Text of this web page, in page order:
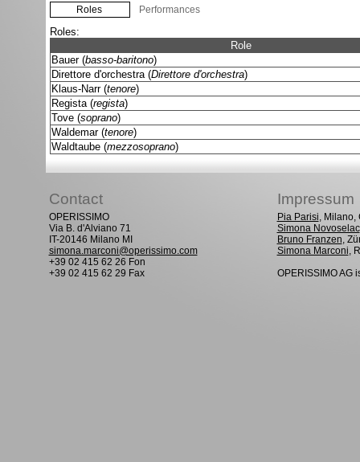
Roles Performances
Roles:
Role
Bauer (basso-baritono)
Direttore d'orchestra (Direttore d'orchestra)
Klaus-Narr (tenore)
Regista (regista)
Tove (soprano)
Waldemar (tenore)
Waldtaube (mezzosoprano)
Contact Impressum
OPERISSIMO
Via B. d'Alviano 71
IT-20146 Milano MI
simona.marconi@operissimo.com
+39 02 415 62 26 Fon
+39 02 415 62 29 Fax
Pia Parisi, Milano,
Simona Novoselac
Bruno Franzen,
Simona Marconi,
OPERISSIMO AG